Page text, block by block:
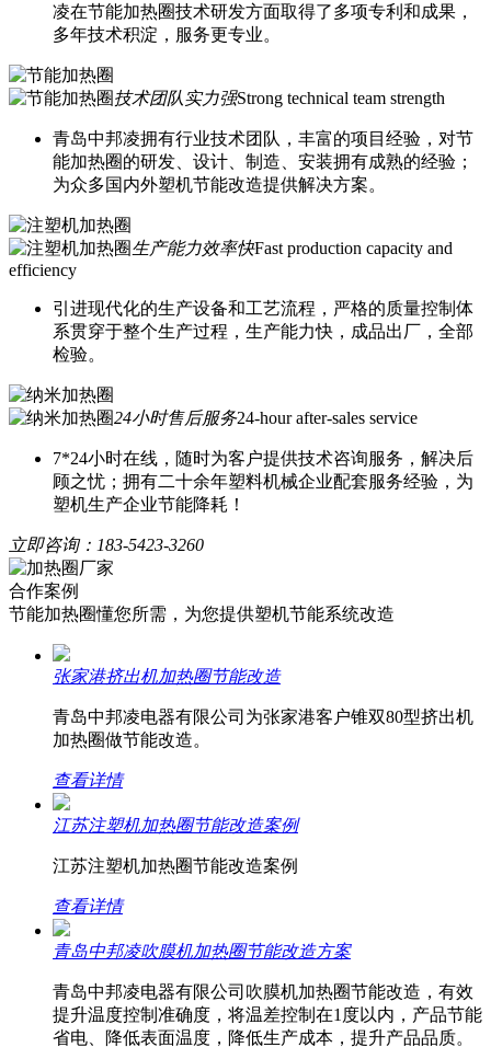
凌在节能加热圈技术研发方面取得了多项专利和成果，
多年技术积淀，服务更专业。
技术团队实力强Strong technical team strength
青岛中邦凌拥有行业技术团队，丰富的项目经验，对节
能加热圈的研发、设计、制造、安装拥有成熟的经验；
为众多国内外塑机节能改造提供解决方案。
生产能力效率快Fast production capacity and
efficiency
引进现代化的生产设备和工艺流程，严格的质量控制体
系贯穿于整个生产过程，生产能力快，成品出厂，全部
检验。
24小时售后服务24-hour after-sales service
7*24小时在线，随时为客户提供技术咨询服务，解决后
顾之忧；拥有二十余年塑料机械企业配套服务经验，为
塑机生产企业节能降耗！
立即咨询： 183-5423-3260
合作案例
节能加热圈懂您所需，为您提供塑机节能系统改造
张家港挤出机加热圈节能改造
青岛中邦凌电器有限公司为张家港客户锥双80型挤出机
加热圈做节能改造。
查看详情
江苏注塑机加热圈节能改造案例
江苏注塑机加热圈节能改造案例
查看详情
青岛中邦凌吹膜机加热圈节能改造方案
青岛中邦凌电器有限公司吹膜机加热圈节能改造，有效
提升温度控制准确度，将温差控制在1度以内，产品节能
省电、降低表面温度，降低生产成本，提升产品品质。